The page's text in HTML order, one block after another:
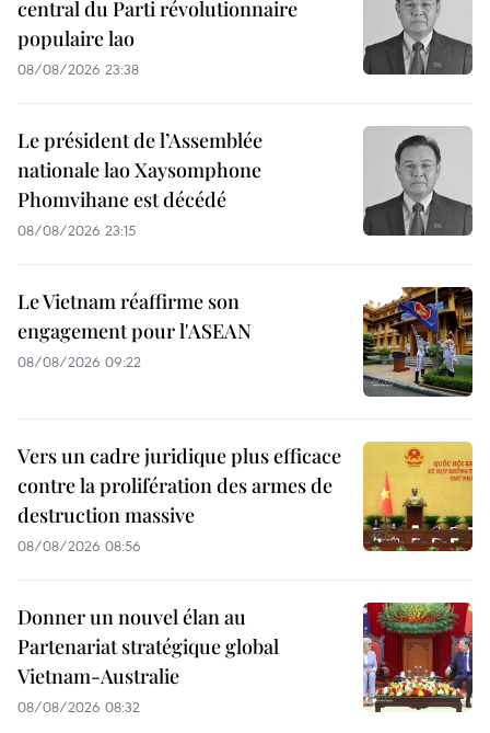
central du Parti révolutionnaire
populaire lao
08/08/2026 23:38
Le président de l’Assemblée
nationale lao Xaysomphone
Phomvihane est décédé
08/08/2026 23:15
Le Vietnam réaffirme son
engagement pour l'ASEAN
08/08/2026 09:22
Vers un cadre juridique plus efficace
contre la prolifération des armes de
destruction massive
08/08/2026 08:56
Donner un nouvel élan au
Partenariat stratégique global
Vietnam-Australie
08/08/2026 08:32